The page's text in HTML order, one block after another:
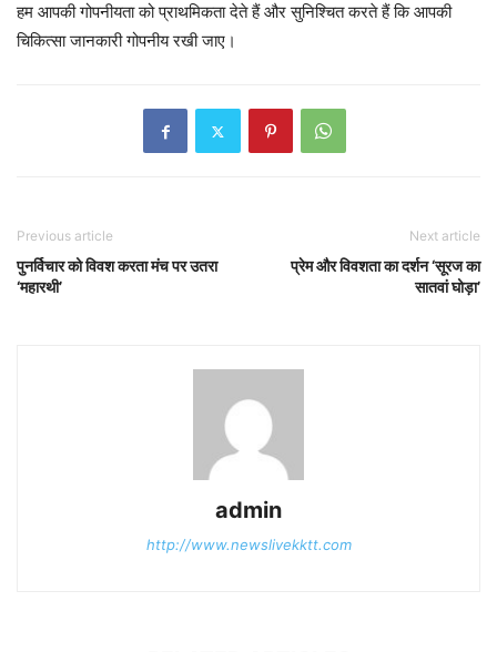
हम आपकी गोपनीयता को प्राथमिकता देते हैं और सुनिश्चित करते हैं कि आपकी
चिकित्सा जानकारी गोपनीय रखी जाए।
Previous article
पुनर्विचार को विवश करता मंच पर उतरा
‘महारथी’
Next article
प्रेम और विवशता का दर्शन ‘सूरज का
सातवां घोड़ा’
admin
http://www.newslivekktt.com